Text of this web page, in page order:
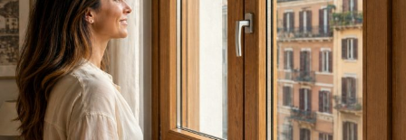
Showroom
Magazine
Preventivi